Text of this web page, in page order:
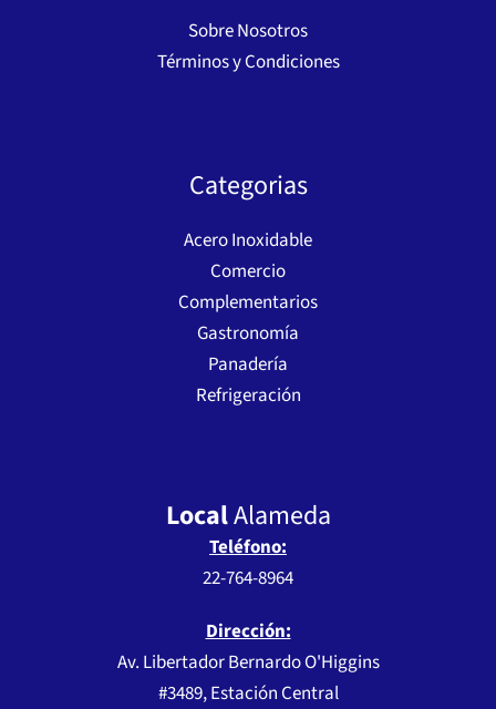
Sobre Nosotros
Términos y Condiciones
Categorias
Acero Inoxidable
Comercio
Complementarios
Gastronomía
Panadería
Refrigeración
LocalAlameda
Teléfono:
22-764-8964
Dirección:
Av. Libertador Bernardo O'Higgins
#3489, Estación Central